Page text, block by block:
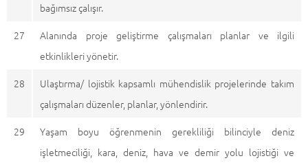
bağımsız çalışır.
27
Alanında proje geliştirme çalışmaları planlar ve ilgili
etkinlikleri yönetir.
28
Ulaştırma/ lojistik kapsamlı mühendislik projelerinde takım
çalışmaları düzenler, planlar, yönlendirir.
29
Yaşam boyu öğrenmenin gerekliliği bilinciyle deniz
işletmeciliği, kara, deniz, hava ve demir yolu lojistiği ve